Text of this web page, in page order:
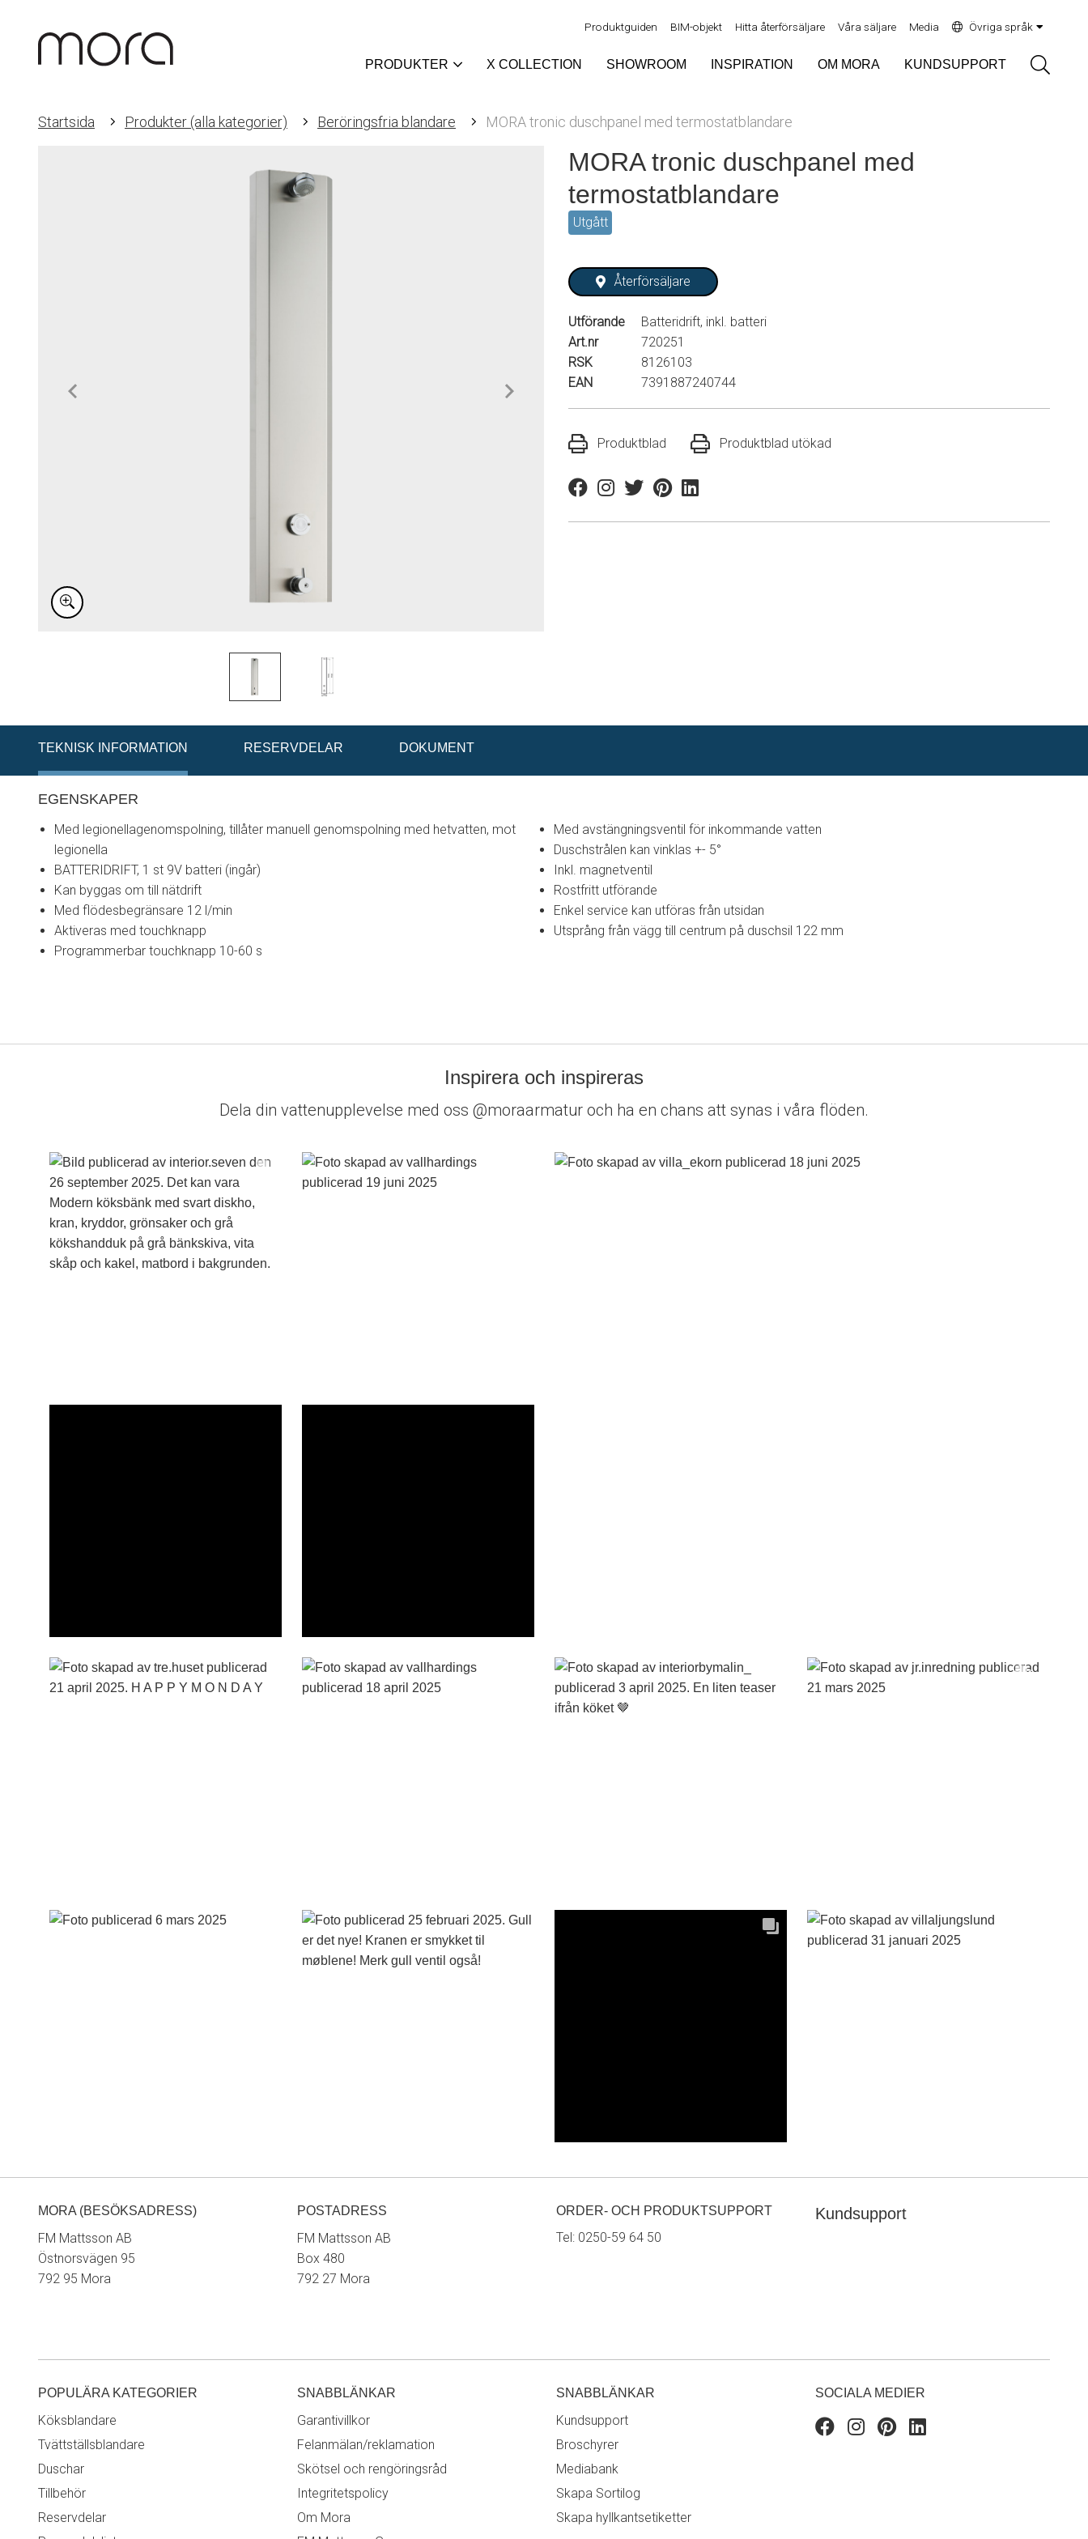
Produktguiden BIM-objekt Hitta återförsäljare Våra säljare Media Övriga språk
PRODUKTER X COLLECTION SHOWROOM INSPIRATION OM MORA KUNDSUPPORT
Startsida Produkter (alla kategorier) Beröringsfria blandare MORA tronic duschpanel med termostatblandare
MORA tronic duschpanel med
termostatblandare
Utgått
Återförsäljare
Utförande
Batteridrift, inkl. batteri
Art.nr
720251
RSK
8126103
EAN
7391887240744
Produktblad Produktblad utökad
FacebookInstagram
TwitterPinterestLinkedin
TEKNISK INFORMATION RESERVDELAR DOKUMENT
EGENSKAPER
Med legionellagenomspolning, tillåter manuell genomspolning med hetvatten, mot
legionella
BATTERIDRIFT, 1 st 9V batteri (ingår)
Kan byggas om till nätdrift
Med flödesbegränsare 12 l/min
Aktiveras med touchknapp
Programmerbar touchknapp 10-60 s
Med avstängningsventil för inkommande vatten
Duschstrålen kan vinklas +- 5°
Inkl. magnetventil
Rostfritt utförande
Enkel service kan utföras från utsidan
Utsprång från vägg till centrum på duschsil 122 mm
Inspirera och inspireras
Dela din vattenupplevelse med oss @moraarmatur och ha en chans att synas i våra flöden.
MORA (BESÖKSADRESS)
FM Mattsson AB
Östnorsvägen 95
792 95 Mora
POSTADRESS
FM Mattsson AB
Box 480
792 27 Mora
ORDER- OCH PRODUKTSUPPORT
Tel: 0250-59 64 50
Kundsupport
POPULÄRA KATEGORIER
Köksblandare
Tvättställsblandare
Duschar
Tillbehör
Reservdelar
SNABBLÄNKAR
Garantivillkor
Felanmälan/reklamation
Skötsel och rengöringsråd
Integritetspolicy
Om Mora
SNABBLÄNKAR
Kundsupport
Broschyrer
Mediabank
Skapa Sortilog
Skapa hyllkantsetiketter
SOCIALA MEDIER
FacebookInstagram
Pinterest